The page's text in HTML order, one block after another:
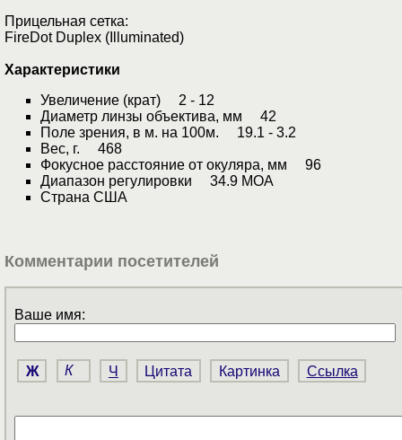
Прицельная сетка:
FireDot Duplex (Illuminated)
Характеристики
Увеличение (крат) 2 - 12
Диаметр линзы объектива, мм 42
Поле зрения, в м. на 100м. 19.1 - 3.2
Вес, г. 468
Фокусное расстояние от окуляра, мм 96
Диапазон регулировки 34.9 MOA
Страна США
Комментарии посетителей
Ваше имя:
Ж К Ч Цитата Картинка Ссылка